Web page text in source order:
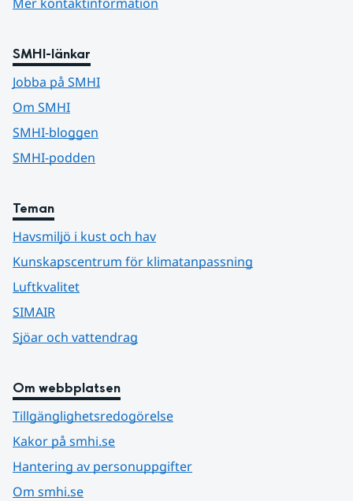
SMHI-länkar
Jobba på SMHI
Om SMHI
SMHI-bloggen
SMHI-podden
Teman
Havsmiljö i kust och hav
Kunskapscentrum för klimatanpassning
Luftkvalitet
SIMAIR
Sjöar och vattendrag
Om webbplatsen
Tillgänglighetsredogörelse
Kakor på smhi.se
Hantering av personuppgifter
Om smhi.se